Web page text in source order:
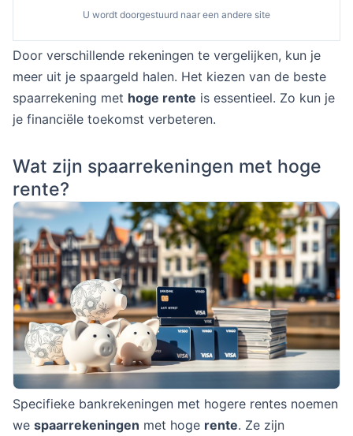
U wordt doorgestuurd naar een andere site
Door verschillende rekeningen te vergelijken, kun je
meer uit je spaargeld halen. Het kiezen van de beste
spaarrekening met hoge rente is essentieel. Zo kun je
je financiële toekomst verbeteren.
Wat zijn spaarrekeningen met hoge
rente?
Specifieke bankrekeningen met hogere rentes noemen
we spaarrekeningen met hoge rente. Ze zijn